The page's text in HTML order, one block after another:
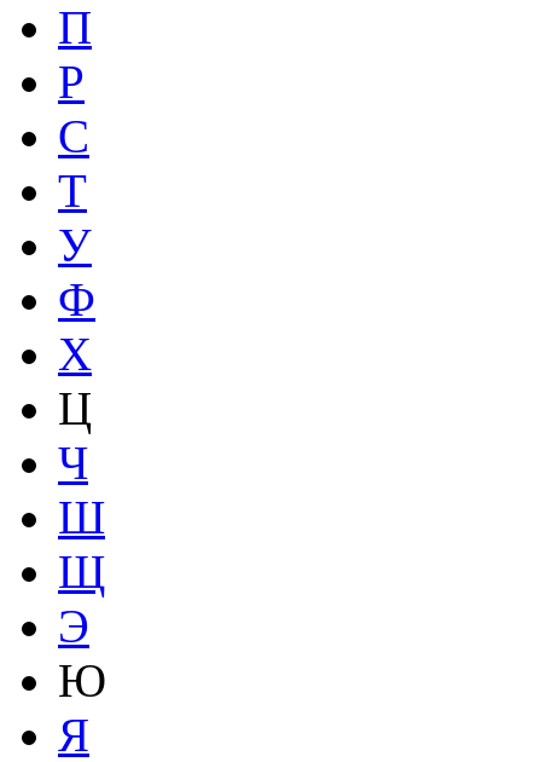
П
Р
С
Т
У
Ф
Х
Ц
Ч
Ш
Щ
Э
Ю
Я